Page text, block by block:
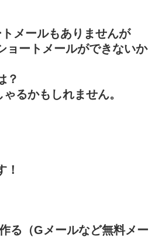
メールもありませんが
ョートメールができないか
？
るかもしれません。
！
る（Gメールなど無料メー